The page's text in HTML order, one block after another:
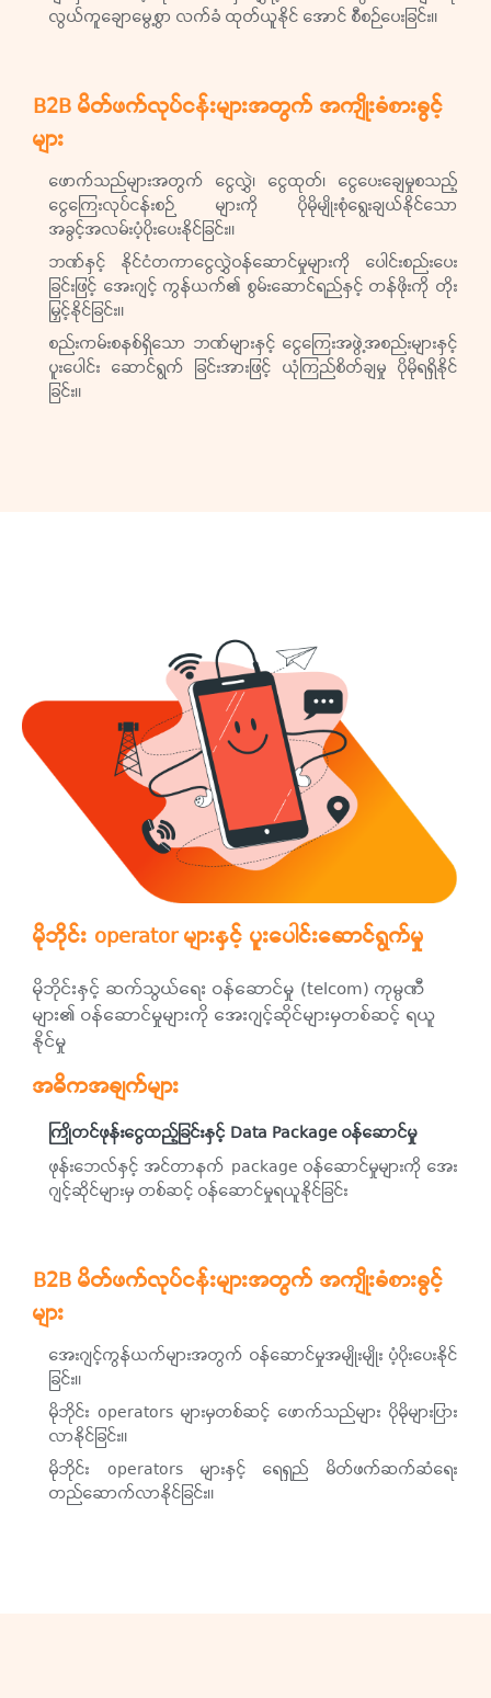
လွယ်ကူချောမွေ့စွာ လက်ခံ ထုတ်ယူနိုင် အောင် စီစဉ်ပေးခြင်း။
B2B မိတ်ဖက်လုပ်ငန်းများအတွက် အကျိုးခံစားခွင့်
များ
ဖောက်သည်များအတွက် ငွေလွှဲ၊ ငွေထုတ်၊ ငွေပေးချေမှုစသည့်
ငွေကြေးလုပ်ငန်းစဉ် များကို ပိုမိုမျိုးစုံရွေးချယ်နိုင်သော
အခွင့်အလမ်းပံ့ပိုးပေးနိုင်ခြင်း။
ဘဏ်နှင့် နိုင်ငံတကာငွေလွှဲဝန်ဆောင်မှုများကို ပေါင်းစည်းပေး
ခြင်းဖြင့် အေးဂျင့် ကွန်ယက်၏ စွမ်းဆောင်ရည်နှင့် တန်ဖိုးကို တိုး
မြှင့်နိုင်ခြင်း။
စည်းကမ်းစနစ်ရှိသော ဘဏ်များနှင့် ငွေကြေးအဖွဲ့အစည်းများနှင့်
ပူးပေါင်း ဆောင်ရွက် ခြင်းအားဖြင့် ယုံကြည်စိတ်ချမှု ပိုမိုရရှိနိုင်
ခြင်း။
မိုဘိုင်း operator များနှင့် ပူးပေါင်းဆောင်ရွက်မှု
မိုဘိုင်းနှင့် ဆက်သွယ်ရေး ဝန်ဆောင်မှု (telcom) ကုမ္ပဏီ
များ၏ ဝန်ဆောင်မှုများကို အေးဂျင့်ဆိုင်များမှတစ်ဆင့် ရယူ
နိုင်မှု
အဓိကအချက်များ
ကြိုတင်ဖုန်းငွေထည့်ခြင်းနှင့် Data Package ဝန်ဆောင်မှု
ဖုန်းဘေလ်နှင့် အင်တာနက် package ဝန်ဆောင်မှုများကို အေး
ဂျင့်ဆိုင်များမှ တစ်ဆင့် ဝန်ဆောင်မှုရယူနိုင်ခြင်း
B2B မိတ်ဖက်လုပ်ငန်းများအတွက် အကျိုးခံစားခွင့်
များ
အေးဂျင့်ကွန်ယက်များအတွက် ဝန်ဆောင်မှုအမျိုးမျိုး ပံ့ပိုးပေးနိုင်
ခြင်း။
မိုဘိုင်း operators များမှတစ်ဆင့် ဖောက်သည်များ ပိုမိုများပြား
လာနိုင်ခြင်း။
မိုဘိုင်း operators များနှင့် ရေရှည် မိတ်ဖက်ဆက်ဆံရေး
တည်ဆောက်လာနိုင်ခြင်း။